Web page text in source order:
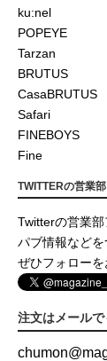
ku:nel
POPEYE
Tarzan
BRUTUS
CasaBRUTUS
Safari
FINEBOYS
Fine
TWITTERの営業
Twitterの営業
パブ情報などを
ぜひフォロー
注文はメール
chumon@